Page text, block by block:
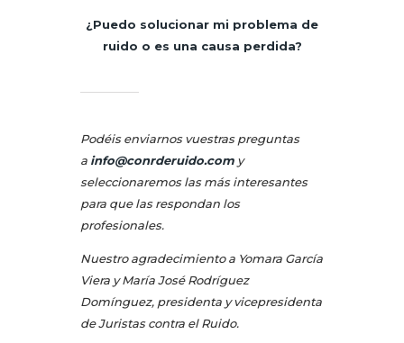
¿Puedo solucionar mi problema de
ruido o es una causa perdida?
Podéis enviarnos vuestras preguntas
a info@conrderuido.com y
seleccionaremos las más interesantes
para que las respondan los
profesionales.
Nuestro agradecimiento a Yomara García
Viera y María José Rodríguez
Domínguez, presidenta y vicepresidenta
de Juristas contra el Ruido.